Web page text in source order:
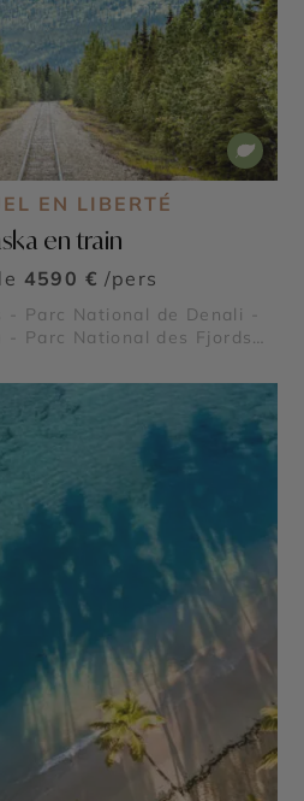
EN LIBERTÉ
en train
4590 € /pers
Parc National de Denali -
- Parc National des Fjords